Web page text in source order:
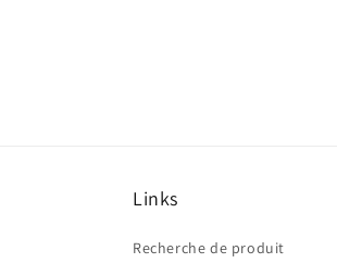
Links
Recherche de produit